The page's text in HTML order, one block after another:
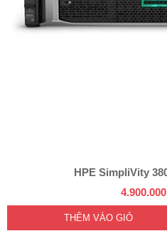
HPE SimpliVity